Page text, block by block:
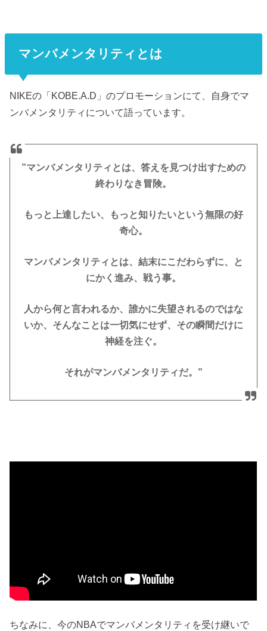
マンバメンタリティとは
NIKEの「KOBE.A.D」のプロモーションにて、自身でマ
ンバメンタリティについて語っています。
”マンバメンタリティとは、答えを見つけ出すための
終わりなき冒険。
もっと上達したい、もっと知りたいという無限の好
奇心。
マンバメンタリティとは、結末にこだわらずに、と
にかく進み、戦う事。
人から何と言われるか、誰かに失望されるのではな
いか、そんなことは一切気にせず、その瞬間だけに
神経を注ぐ。
それがマンバメンタリティだ。”
ちなみに、今のNBAでマンバメンタリティを受け継いで